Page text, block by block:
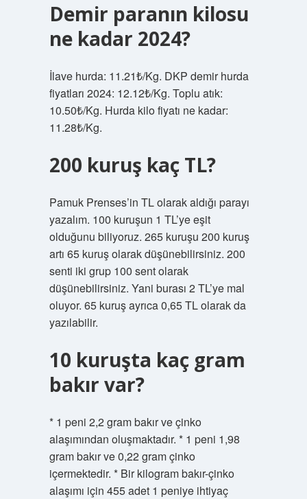
Demir paranın kilosu
ne kadar 2024?
İlave hurda: 11.21₺/Kg. DKP demir hurda
fiyatları 2024: 12.12₺/Kg. Toplu atık:
10.50₺/Kg. Hurda kilo fiyatı ne kadar:
11.28₺/Kg.
200 kuruş kaç TL?
Pamuk Prenses’in TL olarak aldığı parayı
yazalım. 100 kuruşun 1 TL’ye eşit
olduğunu biliyoruz. 265 kuruşu 200 kuruş
artı 65 kuruş olarak düşünebilirsiniz. 200
senti iki grup 100 sent olarak
düşünebilirsiniz. Yani burası 2 TL’ye mal
oluyor. 65 kuruş ayrıca 0,65 TL olarak da
yazılabilir.
10 kuruşta kaç gram
bakır var?
* 1 peni 2,2 gram bakır ve çinko
alaşımından oluşmaktadır. * 1 peni 1,98
gram bakır ve 0,22 gram çinko
içermektedir. * Bir kilogram bakır-çinko
alaşımı için 455 adet 1 peniye ihtiyaç